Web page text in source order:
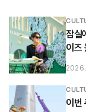
잠실
이즈
이번